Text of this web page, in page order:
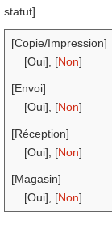
statut].
[Copie/Impression]
[Oui], [Non]
[Envoi]
[Oui], [Non]
[Réception]
[Oui], [Non]
[Magasin]
[Oui], [Non]